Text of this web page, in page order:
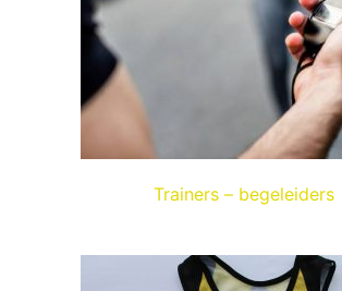
Trainers – begeleiders